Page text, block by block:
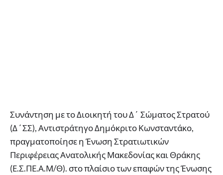
Συνάντηση με το Διοικητή του Δ΄ Σώματος Στρατού
(Δ΄ΣΣ), Αντιστράτηγο Δημόκριτο Κωνσταντάκο,
πραγματοποίησε η Ένωση Στρατιωτικών
Περιφέρειας Ανατολικής Μακεδονίας και Θράκης
(Ε.Σ.ΠΕ.Α.Μ/Θ). στο πλαίσιο των επαφών της Ένωσης